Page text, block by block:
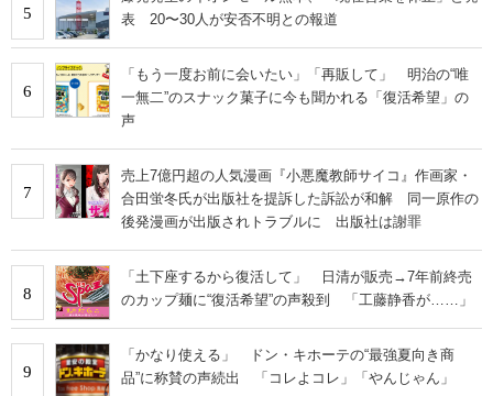
5
表 20〜30人が安否不明との報道
6
「もう一度お前に会いたい」「再販して」 明治の“唯
一無二”のスナック菓子に今も聞かれる「復活希望」の
声
7
売上7億円超の人気漫画『小悪魔教師サイコ』作画家・
合田蛍冬氏が出版社を提訴した訴訟が和解 同一原作の
後発漫画が出版されトラブルに 出版社は謝罪
8
「土下座するから復活して」 日清が販売→7年前終売
のカップ麺に“復活希望”の声殺到 「工藤静香が……」
9
「かなり使える」 ドン・キホーテの“最強夏向き商
品”に称賛の声続出 「コレよコレ」「やんじゃん」